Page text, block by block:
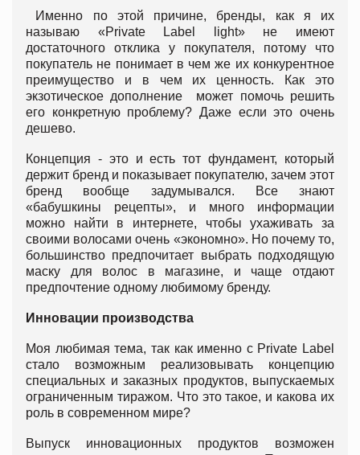
Именно по этой причине, бренды, как я их
называю «Private Label light» не имеют
достаточного отклика у покупателя, потому что
покупатель не понимает в чем же их конкурентное
преимущество и в чем их ценность. Как это
экзотическое дополнение может помочь решить
его конкретную проблему? Даже если это очень
дешево.
Концепция - это и есть тот фундамент, который
держит бренд и показывает покупателю, зачем этот
бренд вообще задумывался. Все знают
«бабушкины рецепты», и много информации
можно найти в интернете, чтобы ухаживать за
своими волосами очень «экономно». Но почему то,
большинство предпочитает выбрать подходящую
маску для волос в магазине, и чаще отдают
предпочтение одному любимому бренду.
Инновации производства
Моя любимая тема, так как именно с Private Label
стало возможным реализовывать концепцию
специальных и заказных продуктов, выпускаемых
ограниченным тиражом. Что это такое, и какова их
роль в современном мире?
Выпуск инновационных продуктов возможен